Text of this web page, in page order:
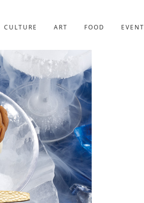
CULTURE ART FOOD EVENT